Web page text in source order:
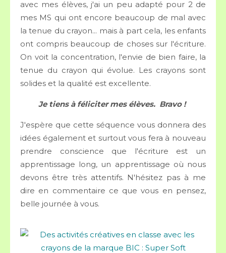
avec mes élèves, j'ai un peu adapté pour 2 de
mes MS qui ont encore beaucoup de mal avec
la tenue du crayon... mais à part cela, les enfants
ont compris beaucoup de choses sur l'écriture.
On voit la concentration, l'envie de bien faire, la
tenue du crayon qui évolue. Les crayons sont
solides et la qualité est excellente.
Je tiens à féliciter mes élèves. Bravo !
J'espère que cette séquence vous donnera des
idées également et surtout vous fera à nouveau
prendre conscience que l'écriture est un
apprentissage long, un apprentissage où nous
devons être très attentifs. N'hésitez pas à me
dire en commentaire ce que vous en pensez,
belle journée à vous.